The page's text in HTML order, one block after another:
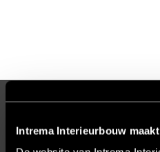
Intrema Interieurbouw
Pagina’s